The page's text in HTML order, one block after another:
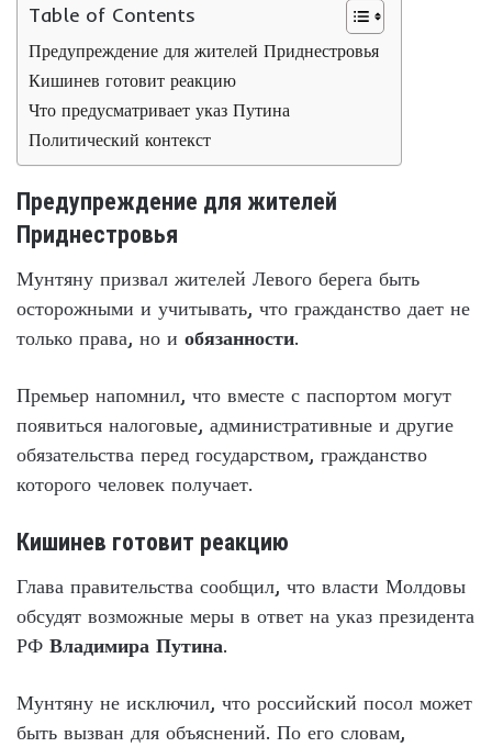
Table of Contents
Предупреждение для жителей Приднестровья
Кишинев готовит реакцию
Что предусматривает указ Путина
Политический контекст
Предупреждение для жителей
Приднестровья
Мунтяну призвал жителей Левого берега быть
осторожными и учитывать, что гражданство дает не
только права, но и обязанности.
Премьер напомнил, что вместе с паспортом могут
появиться налоговые, административные и другие
обязательства перед государством, гражданство
которого человек получает.
Кишинев готовит реакцию
Глава правительства сообщил, что власти Молдовы
обсудят возможные меры в ответ на указ президента
РФ Владимира Путина.
Мунтяну не исключил, что российский посол может
быть вызван для объяснений. По его словам,